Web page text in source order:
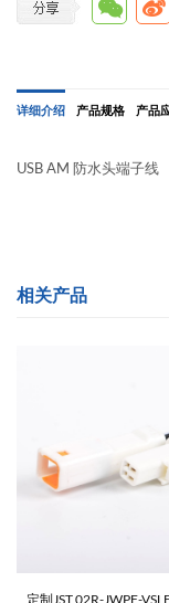
详细介绍 产品规格 产品
USB AM 防水头端子线
相关产品
定制JST 02R-JWPF-